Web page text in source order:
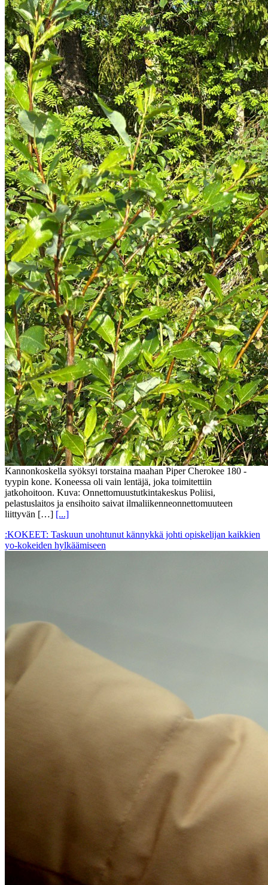
Kannonkoskella syöksyi torstaina maahan Piper Cherokee 180 -
tyypin kone. Koneessa oli vain lentäjä, joka toimitettiin
jatkohoitoon. Kuva: Onnettomuustutkintakeskus Poliisi,
pelastuslaitos ja ensihoito saivat ilmaliikenneonnettomuuteen
liittyvän […] [...]
:KOKEET: Taskuun unohtunut kännykkä johti opiskelijan kaikkien
yo-kokeiden hylkäämiseen